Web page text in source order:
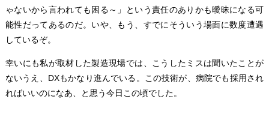
ゃないから言われても困る～」という責任のありかも曖昧になる可
能性だってあるのだ。いや、もう、すでにそういう場面に数度遭遇
しているぞ。
幸いにも私が取材した製造現場では、こうしたミスは聞いたことが
ないうえ、DXもかなり進んでいる。この技術が、病院でも採用され
ればいいのになあ、と思う今日この頃でした。